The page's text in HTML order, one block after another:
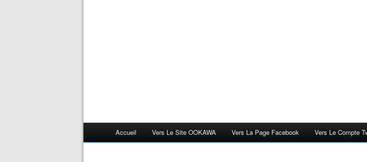
Accueil Vers Le Site OOKAWA Vers La Page Facebook Vers Le Compte